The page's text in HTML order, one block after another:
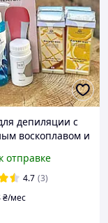
депиляции с
воскоплавом и
4 кассеты
отправке
4.7 (3)
₴/мес